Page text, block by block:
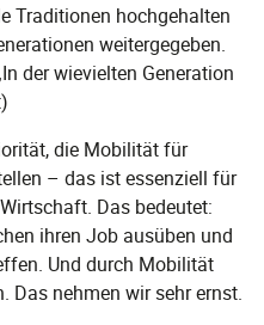
Traditionen hochgehalten
weitergegeben.
der wievielten Generation
die Mobilität für
– das ist essenziell für
Das bedeutet:
ihren Job ausüben und
Und durch Mobilität
Das nehmen wir sehr ernst.